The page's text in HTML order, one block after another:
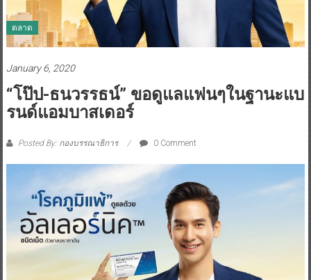
ตลาด
January 6, 2020
“โป๊ป-ธนวรรธน์” ขอดูแลแฟนๆในฐานะแบ
รนด์แอมบาสเดอร์
Posted By: กองบรรณาธิการ 0 Comment